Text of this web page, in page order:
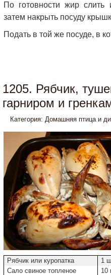
По готовности жир слить
затем накрыть посуду
Подать в той же посуде, в
1205. Рябчик,
гарниром и
Категория: Домашняя птица и
Рябчик или куропатка
1
Сало свиное топленое
10